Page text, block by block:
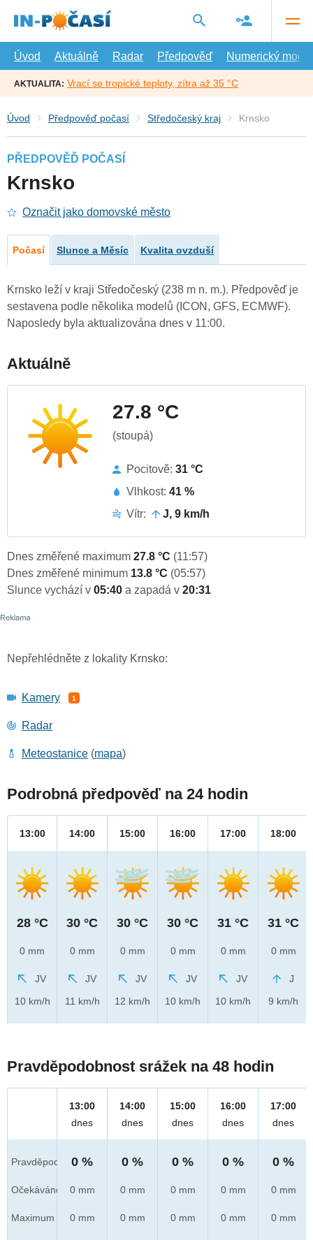
hlavní
Úvod
Aktuálně Radar Předpověď Numerický model
AKTUALITA: Vrací se tropické teploty, zítra až 35 °C
Úvod Předpověď počasí Středočeský kraj Krnsko
PŘEDPOVĚĎ POČASÍ
Krnsko
Označit jako domovské město
Počasí Slunce a Měsíc Kvalita ovzduší
Krnsko leží v kraji Středočeský (238 m n. m.). Předpověď je
sestavena podle několika modelů (ICON, GFS, ECMWF).
Naposledy byla aktualizována dnes v 11:00.
Aktuálně
27.8 °C
(stoupá)
Pocitově: 31 °C
Vlhkost: 41 %
Vítr:
J, 9 km/h
Dnes změřené maximum 27.8 °C (11:57)
Dnes změřené minimum 13.8 °C (05:57)
Slunce vychází v 05:40 a zapadá v 20:31
Nepřehlédněte z lokality Krnsko:
Kamery 1
Radar
Meteostanice (mapa)
Podrobná předpověď na 24 hodin
13:00
28 °C
0 mm
JV
10 km/h
14:00
30 °C
0 mm
JV
11 km/h
15:00
30 °C
0 mm
JV
12 km/h
16:00
30 °C
0 mm
JV
10 km/h
17:00
31 °C
0 mm
JV
10 km/h
18:00
31 °C
0 mm
J
9 km/h
Pravděpodobnost srážek na 48 hodin
Pravděpod.
Očekáváno
Maximum
13:00
dnes
0 %
0 mm
0 mm
14:00
dnes
0 %
0 mm
0 mm
15:00
dnes
0 %
0 mm
0 mm
16:00
dnes
0 %
0 mm
0 mm
17:00
dnes
0 %
0 mm
0 mm